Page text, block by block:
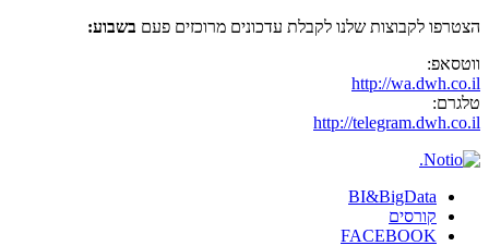
הצטרפו לקבוצות שלנו לקבלת עדכונים מרוכזים פעם בשבוע:
ווטסאפ:
http://wa.dwh.co.il
טלגרם:
http://telegram.dwh.co.il
BI&BigData
קורסים
FACEBOOK